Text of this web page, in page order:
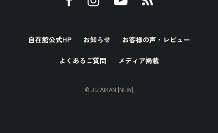
自在館公式HP お知らせ お客様の声・レビュー
よくあるご質問 メディア掲載
© JIZAIKAN [NEW]